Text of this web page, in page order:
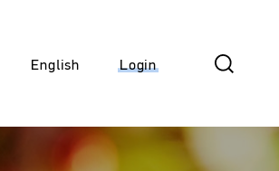
English Login